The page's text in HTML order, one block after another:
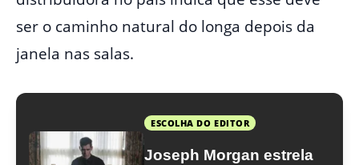
ser o caminho natural do longa depois da
janela nas salas.
ESCOLHA DO EDITOR
Joseph Morgan estrela